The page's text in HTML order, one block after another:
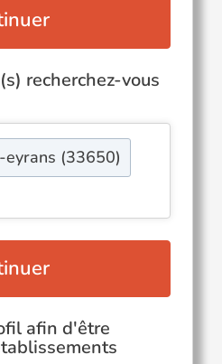
recherchez-vous
(33650)
afin d'être